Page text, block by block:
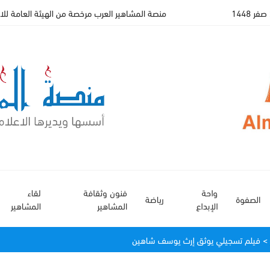
منصة المشاهير العرب مرخصة من الهيئة العامة
الصفوة
واحة
الإبداع
رياضة
فنون وثقافة
المشاهير
لقاء
المشاهير
> فيلم تسجيلي يوثق إرث يوسف شاهين